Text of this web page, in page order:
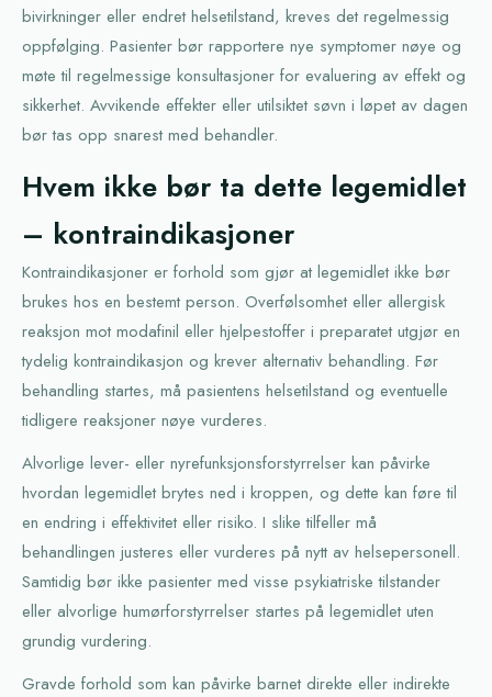
bivirkninger eller endret helsetilstand, kreves det regelmessig
oppfølging. Pasienter bør rapportere nye symptomer nøye og
møte til regelmessige konsultasjoner for evaluering av effekt og
sikkerhet. Avvikende effekter eller utilsiktet søvn i løpet av dagen
bør tas opp snarest med behandler.
Hvem ikke bør ta dette legemidlet
– kontraindikasjoner
Kontraindikasjoner er forhold som gjør at legemidlet ikke bør
brukes hos en bestemt person. Overfølsomhet eller allergisk
reaksjon mot modafinil eller hjelpestoffer i preparatet utgjør en
tydelig kontraindikasjon og krever alternativ behandling. Før
behandling startes, må pasientens helsetilstand og eventuelle
tidligere reaksjoner nøye vurderes.
Alvorlige lever- eller nyrefunksjonsforstyrrelser kan påvirke
hvordan legemidlet brytes ned i kroppen, og dette kan føre til
en endring i effektivitet eller risiko. I slike tilfeller må
behandlingen justeres eller vurderes på nytt av helsepersonell.
Samtidig bør ikke pasienter med visse psykiatriske tilstander
eller alvorlige humørforstyrrelser startes på legemidlet uten
grundig vurdering.
Gravde forhold som kan påvirke barnet direkte eller indirekte